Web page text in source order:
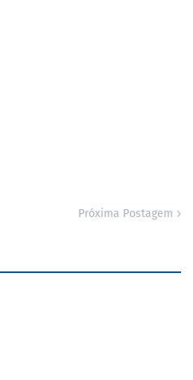
Próxima Postagem